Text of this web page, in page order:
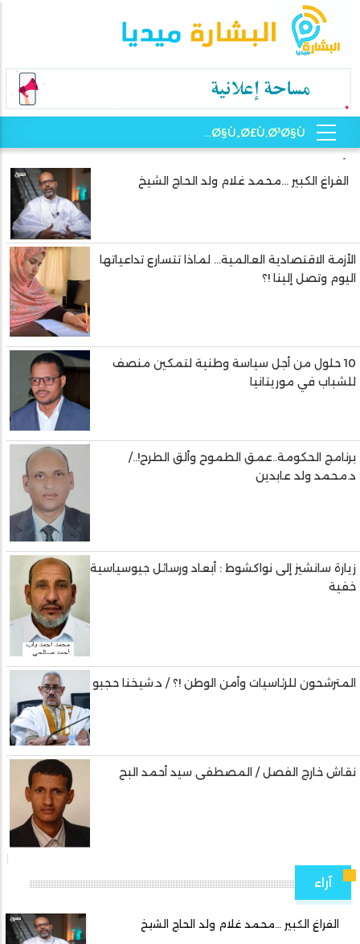
-
الفراغ الكبير …محمد غلام ولد الحاج الشيخ
الأزمة الاقتصادية العالمية… لماذا تتسارع تداعياتها
اليوم وتصل إلينا !؟
10 حلول من أجل سياسة وطنية لتمكين منصف
للشباب في موريتانيا
برنامج الحكومة..عمق الطموح وألق الطرح!../
د.محمد ولد عابدين
زيارة سانشيز إلى نواكشوط : أبعاد ورسائل جيوسياسية
خفية
المترشحون للرئاسيات وأمن الوطن !؟ / د.شيخنا حجبو
نقاش خارج الفصل / المصطفى سيد أحمد البح
آراء
الفراغ الكبير …محمد غلام ولد الحاج الشيخ